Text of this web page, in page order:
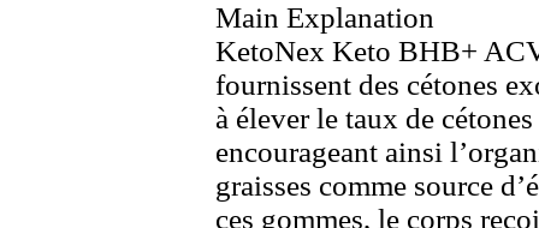
Main Explanation
KetoNex Keto BHB+
fournissent des cétones ex
à élever le taux de
encourageant ainsi
graisses comme source
ces gommes, le corps